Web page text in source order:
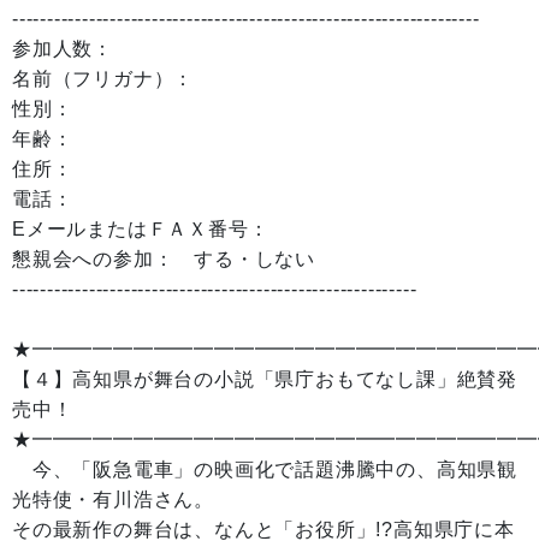
-------------------------------------------------------------------
参加人数：
名前（フリガナ）：
性別：
年齢：
住所：
電話：
EメールまたはＦＡＸ番号：
懇親会への参加： する・しない
----------------------------------------------------------
【４】高知県が舞台の小説「県庁おもてなし課」絶賛発
売中！
今、「阪急電車」の映画化で話題沸騰中の、高知県観
光特使・有川浩さん。
その最新作の舞台は、なんと「お役所」!?高知県庁に本